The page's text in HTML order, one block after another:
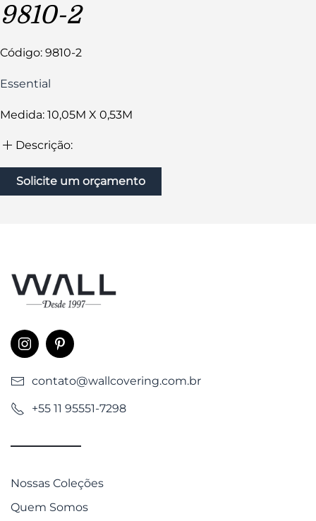
9810-2
Código: 9810-2
Essential
Medida: 10,05M X 0,53M
Descrição:
Solicite um orçamento
contato@wallcovering.com.br
+55 11 95551-7298
Nossas Coleções
Quem Somos